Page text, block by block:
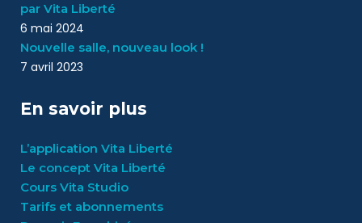
par Vita Liberté
6 mai 2024
Nouvelle salle, nouveau look !
7 avril 2023
En savoir plus
L’application Vita Liberté
Le concept Vita Liberté
Cours Vita Studio
Tarifs et abonnements